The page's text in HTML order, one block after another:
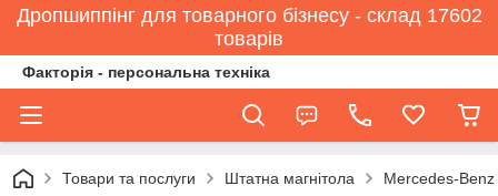
Дропшиппінг для товарного бізнесу - склад 17602
товарів
Факторія - персональна техніка
Товари та послуги Штатна магнітола Mercedes-Benz